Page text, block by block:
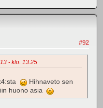
#92
- klo: 13.25
Hihnaveto sen
huono asia